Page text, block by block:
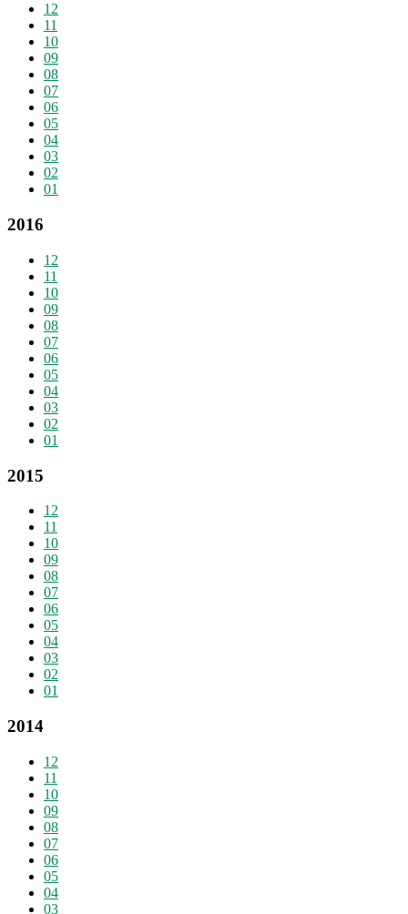
12
11
10
09
08
07
06
05
04
03
02
01
2016
12
11
10
09
08
07
06
05
04
03
02
01
2015
12
11
10
09
08
07
06
05
04
03
02
01
2014
12
11
10
09
08
07
06
05
04
03